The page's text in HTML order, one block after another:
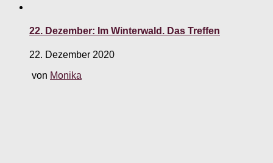
22. Dezember: Im Winterwald. Das Treffen
22. Dezember 2020
von Monika